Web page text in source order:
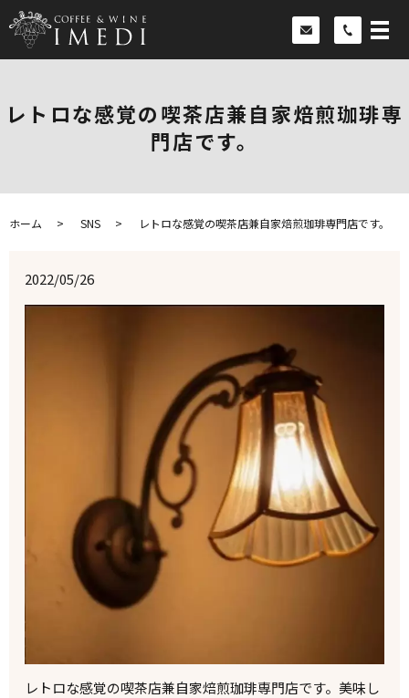
レトロな感覚の喫茶店兼自家焙煎珈琲専
門店です。
ホーム SNS レトロな感覚の喫茶店兼自家焙煎珈琲専門店です。
2022/05/26
レトロな感覚の喫茶店兼自家焙煎珈琲専門店です。美味し